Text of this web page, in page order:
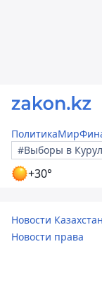
ПолитикаМир
#Выборы в
+30°
Новости
Новости права